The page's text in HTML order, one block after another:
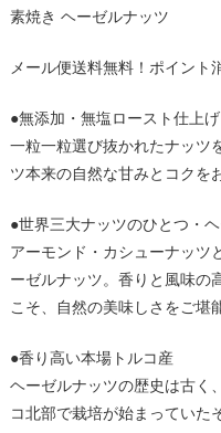
素焼き ヘーゼルナッツ
メール便送料無料！ポイント
●無添加・無塩ロースト仕上げ
一粒一粒選び抜かれたナッツ
ツ本来の自然な甘みとコクを
●世界三大ナッツのひとつ・
アーモンド・カシューナッツ
ーゼルナッツ。香りと風味の
こそ、自然の美味しさをご堪
●香り高い本場トルコ産
ヘーゼルナッツの歴史は古く
コ北部で栽培が始まっていた